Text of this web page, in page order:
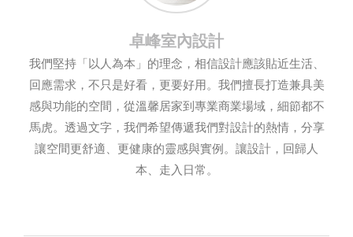
卓峰室內設計
我們堅持「以人為本」的理念，相信設計應該貼近生活、
回應需求，不只是好看，更要好用。我們擅長打造兼具美
感與功能的空間，從溫馨居家到專業商業場域，細節都不
馬虎。透過文字，我們希望傳遞我們對設計的熱情，分享
讓空間更舒適、更健康的靈感與實例。讓設計，回歸人
本、走入日常。